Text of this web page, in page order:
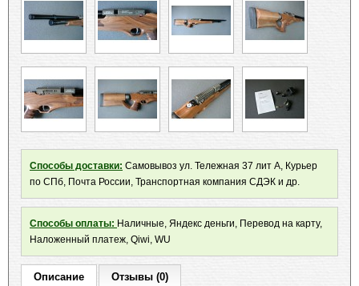
Способы доставки: Самовывоз ул. Тележная 37 лит А, Курьер
по СПб, Почта России, Транспортная компания СДЭК и др.
Способы оплаты: Наличные, Яндекс деньги, Перевод на карту,
Наложенный платеж, Qiwi, WU
Описание Отзывы (0)